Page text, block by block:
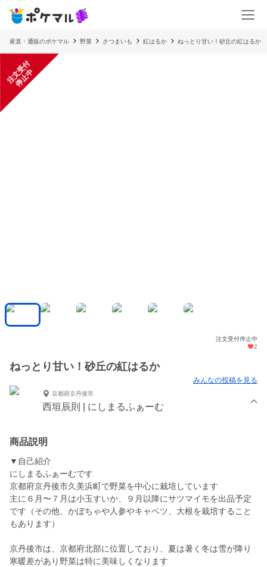
産直・通販のポケマル 野菜 さつまいも 紅はるか ねっとり甘い！砂丘の紅はるか
注
文
受
付
停
止
中
注文受付停止中
2
ねっとり甘い！砂丘の紅はるか
みんなの投稿を見る
京都府京丹後市
西垣辰則 | にしまるふぁーむ
商品説明
▼自己紹介
にしまるふぁーむです
京都府京丹後市久美浜町で野菜を中心に栽培しています
主に６月〜７月は小玉すいか、９月以降にサツマイモを出品予定
です（その他、かぼちゃや人参やキャベツ、大根を栽培すること
もあります）
京丹後市は、京都府北部に位置しており、夏は暑く冬は雪が降り
寒暖差があり野菜は特に美味しくなります